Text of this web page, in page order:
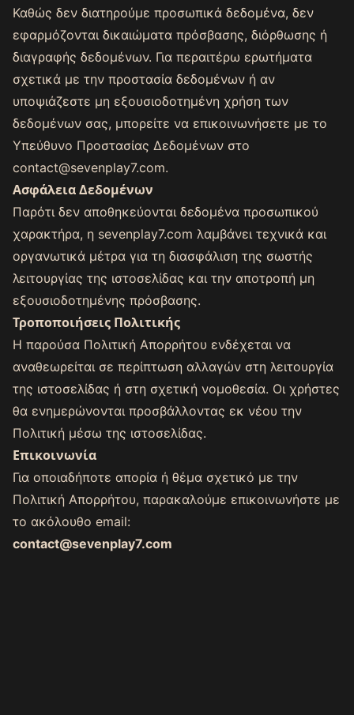
Καθώς δεν διατηρούμε προσωπικά δεδομένα, δεν
εφαρμόζονται δικαιώματα πρόσβασης, διόρθωσης ή
διαγραφής δεδομένων. Για περαιτέρω ερωτήματα
σχετικά με την προστασία δεδομένων ή αν
υποψιάζεστε μη εξουσιοδοτημένη χρήση των
δεδομένων σας, μπορείτε να επικοινωνήσετε με το
Υπεύθυνο Προστασίας Δεδομένων στο
contact@sevenplay7.com.
Ασφάλεια Δεδομένων
Παρότι δεν αποθηκεύονται δεδομένα προσωπικού
χαρακτήρα, η sevenplay7.com λαμβάνει τεχνικά και
οργανωτικά μέτρα για τη διασφάλιση της σωστής
λειτουργίας της ιστοσελίδας και την αποτροπή μη
εξουσιοδοτημένης πρόσβασης.
Τροποποιήσεις Πολιτικής
Η παρούσα Πολιτική Απορρήτου ενδέχεται να
αναθεωρείται σε περίπτωση αλλαγών στη λειτουργία
της ιστοσελίδας ή στη σχετική νομοθεσία. Οι χρήστες
θα ενημερώνονται προσβάλλοντας εκ νέου την
Πολιτική μέσω της ιστοσελίδας.
Επικοινωνία
Για οποιαδήποτε απορία ή θέμα σχετικό με την
Πολιτική Απορρήτου, παρακαλούμε επικοινωνήστε με
το ακόλουθο email:
contact@sevenplay7.com